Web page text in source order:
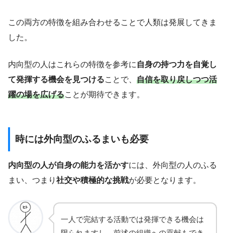
この両方の特徴を組み合わせることで人類は発展してきま
した。
内向型の人はこれらの特徴を参考に 自身の持つ力を自覚し
て発揮する機会を見つけることで、 自信を取り戻しつつ活
躍の場を広げることが期待できます。
時には外向型のふるまいも必要
内向型の人が自身の能力を活かすには、外向型の人のふる
まい、つまり 社交や積極的な挑戦が必要となります。
一人で完結する活動では発揮できる機会は